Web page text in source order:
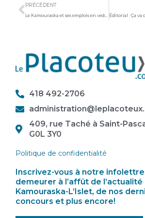
PRÉCÉDENT
418 492-2706
409, rue Taché à Saint-
G0L 3Y0
Politique de confidentialité
Inscrivez-vous à notre
demeurer à l’affût de l’actualité
Kamouraska-L’Islet, de nos
concours et plus encore!